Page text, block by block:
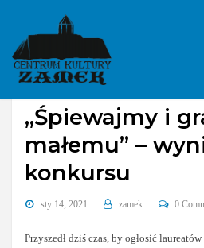
content
Bez kategorii
„Śpiewajmy i
małemu” –
konkursu
sty 14, 2021 zamek 0
Przyszedł dziś czas, by ogłosić